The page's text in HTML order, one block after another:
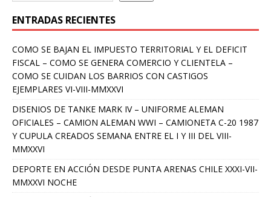
ENTRADAS RECIENTES
COMO SE BAJAN EL IMPUESTO TERRITORIAL Y EL DEFICIT
FISCAL – COMO SE GENERA COMERCIO Y CLIENTELA –
COMO SE CUIDAN LOS BARRIOS CON CASTIGOS
EJEMPLARES VI-VIII-MMXXVI
DISENIOS DE TANKE MARK IV – UNIFORME ALEMAN
OFICIALES – CAMION ALEMAN WWI – CAMIONETA C-20 1987
Y CUPULA CREADOS SEMANA ENTRE EL I Y III DEL VIII-
MMXXVI
DEPORTE EN ACCIÓN DESDE PUNTA ARENAS CHILE XXXI-VII-
MMXXVI NOCHE